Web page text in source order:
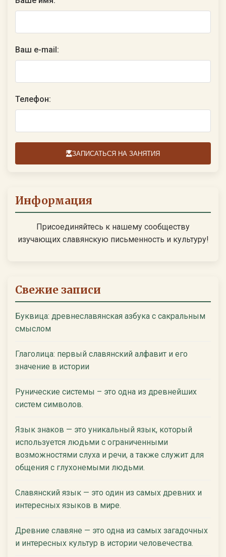
Ваш e-mail:
Телефон:
ЗАПИСАТЬСЯ НА ЗАНЯТИЯ
Информация
Присоединяйтесь к нашему сообществу
изучающих славянскую письменность и культуру!
Свежие записи
Буквица: древнеславянская азбука с сакральным
смыслом
Глаголица: первый славянский алфавит и его
значение в истории
Рунические системы – это одна из древнейших
систем символов.
Язык знаков — это уникальный язык, который
используется людьми с ограниченными
возможностями слуха и речи, а также служит для
общения с глухонемыми людьми.
Славянский язык — это один из самых древних и
интересных языков в мире.
Древние славяне — это одна из самых загадочных
и интересных культур в истории человечества.